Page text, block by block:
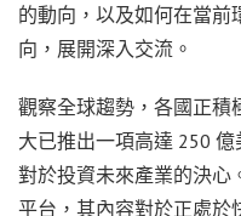
的動向，以及如何在當前
向，展開深入交流。
觀察全球趨勢，各國正積
大已推出一項高達 250
對於投資未來產業的決心
平台，其內容對於正處於